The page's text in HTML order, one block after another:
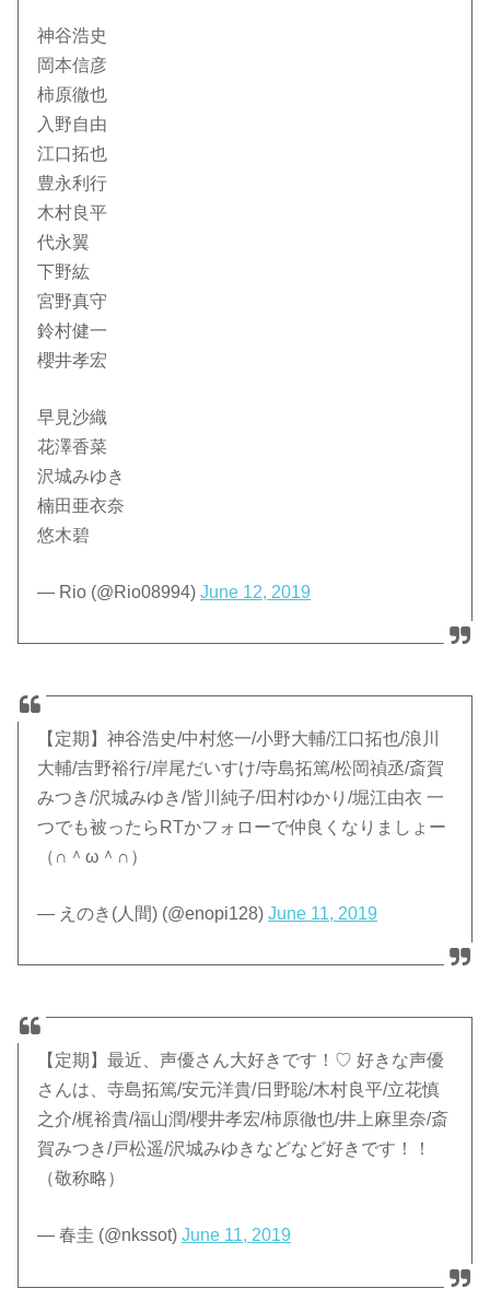
神谷浩史
岡本信彦
柿原徹也
入野自由
江口拓也
豊永利行
木村良平
代永翼
下野紘
宮野真守
鈴村健一
櫻井孝宏
早見沙織
花澤香菜
沢城みゆき
楠田亜衣奈
悠木碧
— Rio (@Rio08994)June 12, 2019
【定期】神谷浩史/中村悠一/小野大輔/江口拓也/浪川
大輔/吉野裕行/岸尾だいすけ/寺島拓篤/松岡禎丞/斎賀
みつき/沢城みゆき/皆川純子/田村ゆかり/堀江由衣 一
つでも被ったらRTかフォローで仲良くなりましょー
（∩＾ω＾∩）
— えのき(人間) (@enopi128)June 11, 2019
【定期】最近、声優さん大好きです！♡ 好きな声優
さんは、寺島拓篤/安元洋貴/日野聡/木村良平/立花慎
之介/梶裕貴/福山潤/櫻井孝宏/柿原徹也/井上麻里奈/斎
賀みつき/戸松遥/沢城みゆきなどなど好きです！！
（敬称略）
— 春圭 (@nkssot)June 11, 2019